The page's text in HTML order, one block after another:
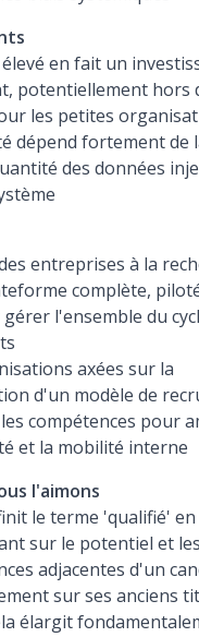
en fait un
potentiellement hors
les petites
dépend fortement de
des données
entreprises à la
complète,
l'ensemble du
axées sur la
d'un modèle de
compétences pour
et la mobilité interne
l'aimons
le terme 'qualifié' en
sur le potentiel et les
adjacentes d'un
sur ses anciens
élargit